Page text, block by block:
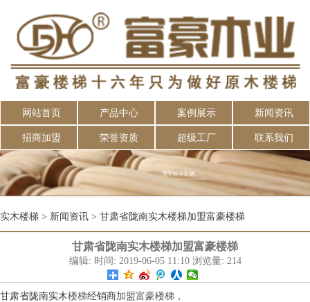
网站首页 产品中心 案例展示 新闻资讯
招商加盟 荣誉资质 超级工厂 联系我们
实木楼梯 > 新闻资讯 > 甘肃省陇南实木楼梯加盟富豪楼梯
甘肃省陇南实木楼梯加盟富豪楼梯
编辑: 时间: 2019-06-05 11:10 浏览量: 214
甘肃省陇南实木楼梯经销商加盟富豪楼梯 ，